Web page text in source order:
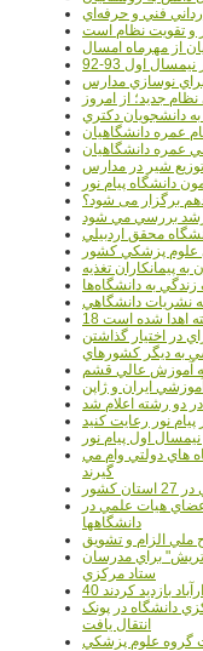
تقويت نظام است
از مهرماه امسال
اول 93-92
جديد؛ از امروز
به دانشجويان دکتري
عمره دانشگاهيان
عمره دانشگاهيان
شير در مدارس
دانشگاه پیام نور
برگزار می شود؟
محقق اردبيلي
پيمانکاران تغذيه
نشريات دانشگاهي
اهدا شده است
در اختيار گذاشتن
به ديگر کشورهاي
آموزش عالي قشم
ايران و ژاپن
دو رشته اعلام شد
نور رعایت کنید
اول پیام نور
هاي دولتي وام مي
گيرند
هيات علمي در
دانشگاهها
ملي الزام و تشويق
براي مدرسان
ستاد مرکزي
بازديد کردند
دانشگاه در پونک
انتقال يافت
گروه علوم پزشکي